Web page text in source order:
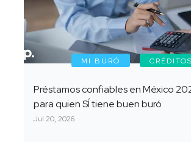
MI BURÓ CRÉDITOS
Préstamos confiables en México
para quien SÍ tiene buen buró
Jul 20, 2026